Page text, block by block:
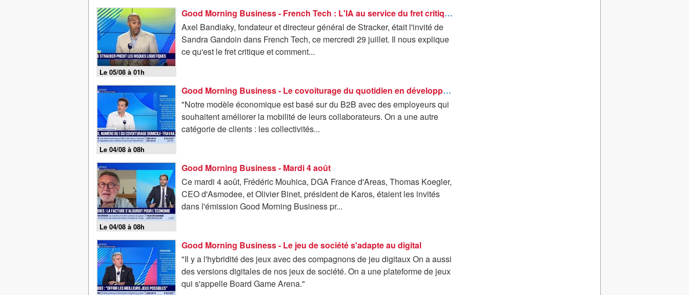
Le 05/08 à 01h
Good Morning Business - French Tech : L'IA au service du fret critique - 29/07
Axel Bandiaky, fondateur et directeur général de Stracker, était l'invité de
Sandra Gandoin dans French Tech, ce mercredi 29 juillet. Il nous explique
ce qu'est le fret critique et comment...
Le 04/08 à 08h
Good Morning Business - Le covoiturage du quotidien en développement
"Notre modèle économique est basé sur du B2B avec des employeurs qui
souhaitent améliorer la mobilité de leurs collaborateurs. On a une autre
catégorie de clients : les collectivités...
Le 04/08 à 08h
Good Morning Business - Mardi 4 août
Ce mardi 4 août, Frédéric Mouhica, DGA France d'Areas, Thomas Koegler,
CEO d'Asmodee, et Olivier Binet, président de Karos, étaient les invités
dans l'émission Good Morning Business pr...
Good Morning Business - Le jeu de société s'adapte au digital
"Il y a l'hybridité des jeux avec des compagnons de jeu digitaux On a aussi
des versions digitales de nos jeux de société. On a une plateforme de jeux
qui s'appelle Board Game Arena."